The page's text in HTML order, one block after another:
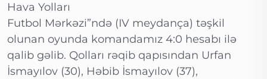
Hava Yolları
Futbol Mərkəzi”ndə (IV meydança) təşkil
olunan oyunda komandamız 4:0 hesabı ilə
qalib gəlib. Qolları rəqib qapısından Urfan
İsmayılov (30), Həbib İsmayılov (37),